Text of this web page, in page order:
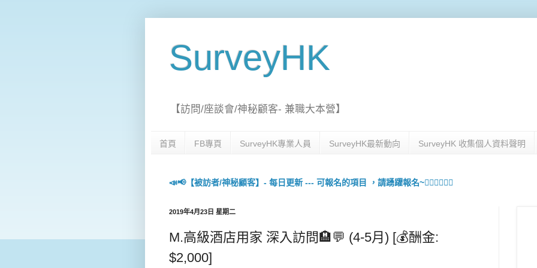
SurveyHK
【訪問/座談會/神秘顧客- 兼職大本營】
首頁 FB專頁 SurveyHK專業人員 SurveyHK最新動向 SurveyHK 收集個人資料聲明
📣📢【被訪者/神秘顧客】- 每日更新 --- 可報名的項目 ，請踴躍報名~🙋🏻‍♀️💇🏻‍♀️
2019年4月23日 星期二
M.高級酒店用家 深入訪問🏨💬 (4-5月) [💰酬金:
$2,000]